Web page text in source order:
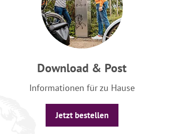
Download & Post
Informationen für zu Hause
Jetzt bestellen